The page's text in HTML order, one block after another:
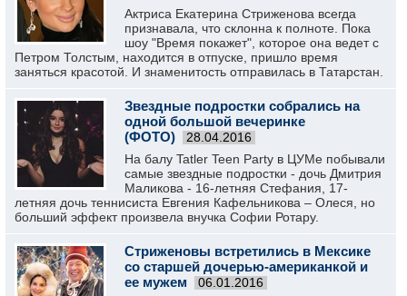
Актриса Екатерина Стриженова всегда
признавала, что склонна к полноте. Пока
шоу "Время покажет", которое она ведет с
Петром Толстым, находится в отпуске, пришло время
заняться красотой. И знаменитость отправилась в Татарстан.
Звездные подростки собрались на
одной большой вечеринке
(ФОТО)
28.04.2016
На балу Tatler Teen Party в ЦУМе побывали
самые звездные подростки - дочь Дмитрия
Маликова - 16-летняя Стефания, 17-
летняя дочь теннисиста Евгения Кафельникова – Олеся, но
больший эффект произвела внучка Софии Ротару.
Стриженовы встретились в Мексике
со старшей дочерью-американкой и
ее мужем
06.01.2016